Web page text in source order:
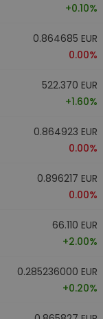
+0.10%
0.864685 EUR
0.00%
522.370 EUR
+1.60%
0.864923 EUR
0.00%
0.896217 EUR
0.00%
66.110 EUR
+2.00%
0.285236000 EUR
+0.20%